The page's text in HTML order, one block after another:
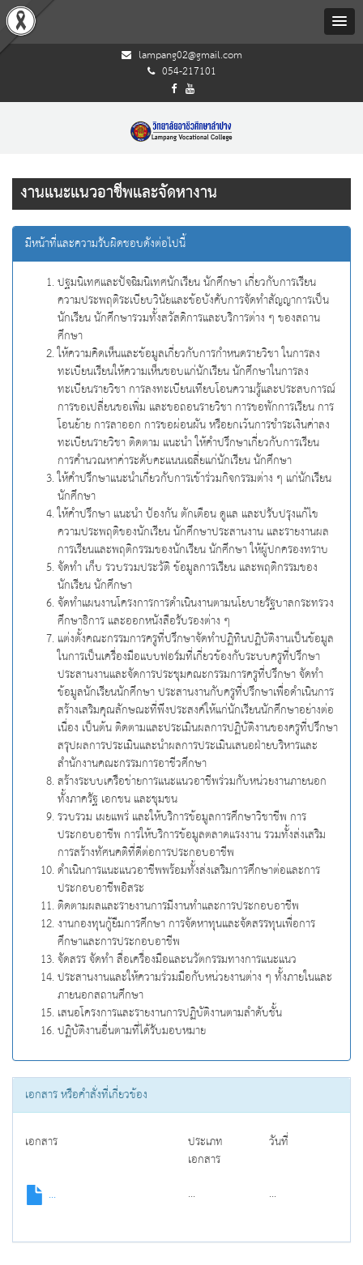
lampang02@gmail.com
054-217101
งานแนะแนวอาชีพและจัดหางาน
มีหน้าที่และความรับผิดชอบดังต่อไปนี้
ปฐมนิเทศและปัจฉิมนิเทศนักเรียน นักศึกษา เกี่ยวกับการเรียน
ความประพฤติระเบียบวินัยและข้อบังคับการจัดทำสัญญาการเป็น
นักเรียน นักศึกษารวมทั้งสวัสดิการและบริการต่าง ๆ ของสถาน
ศึกษา
ให้ความคิดเห็นและข้อมูลเกี่ยวกับการกำหนดรายวิชา ในการลง
ทะเบียนเรียนให้ความเห็นชอบแก่นักเรียน นักศึกษาในการลง
ทะเบียนรายวิชา การลงทะเบียนเทียบโอนความรู้และประสบการณ์
การขอเปลี่ยนขอเพิ่ม และขอถอนรายวิชา การขอพักการเรียน การ
โอนย้าย การลาออก การขอผ่อนผัน หรือยกเว้นการชำระเงินค่าลง
ทะเบียนรายวิชา ติดตาม แนะนำ ให้คำปรึกษาเกี่ยวกับการเรียน
การคำนวณหาค่าระดับคะแนนเฉลี่ยแก่นักเรียน นักศึกษา
ให้คำปรึกษาแนะนำเกี่ยวกับการเข้าร่วมกิจกรรมต่าง ๆ แก่นักเรียน
นักศึกษา
ให้คำปรึกษา แนะนำ ป้องกัน ตักเตือน ดูแล และปรับปรุงแก้ไข
ความประพฤติของนักเรียน นักศึกษาประสานงาน และรายงานผล
การเรียนและพฤติกรรมของนักเรียน นักศึกษา ให้ผู้ปกครองทราบ
จัดทำ เก็บ รวบรวมประวัติ ข้อมูลการเรียน และพฤติกรรมของ
นักเรียน นักศึกษา
จัดทำแผนงานโครงการการดำเนินงานตามนโยบายรัฐบาลกระทรวง
ศึกษาธิการ และออกหนังสือรับรองต่าง ๆ
แต่งตั้งคณะกรรมการครูที่ปรึกษาจัดทำปฏิทินปฏิบัติงานเป็นข้อมูล
ในการเป็นเครื่องมือแบบฟอร์มที่เกี่ยวข้องกับระบบครูที่ปรึกษา
ประสานงานและจัดการประชุมคณะกรรมการครูที่ปรึกษา จัดทำ
ข้อมูลนักเรียนนักศึกษา ประสานงานกับครูที่ปรึกษาเพื่อดำเนินการ
สร้างเสริมคุณลักษณะที่พึงประสงค์ให้แก่นักเรียนนักศึกษาอย่างต่อ
เนื่อง เป็นต้น ติดตามและประเมินผลการปฏิบัติงานของครูที่ปรึกษา
สรุปผลการประเมินและนำผลการประเมินเสนอฝ่ายบริหารและ
สำนักงานคณะกรรมการอาชีวศึกษา
สร้างระบบเครือข่ายการแนะแนวอาชีพร่วมกับหน่วยงานภายนอก
ทั้งภาครัฐ เอกชน และชุมชน
รวบรวม เผยแพร่ และให้บริการข้อมูลการศึกษาวิชาชีพ การ
ประกอบอาชีพ การให้บริการข้อมูลตลาดแรงงาน รวมทั้งส่งเสริม
การสร้างทัศนคติที่ดีต่อการประกอบอาชีพ
ดำเนินการแนะแนวอาชีพพร้อมทั้งส่งเสริมการศึกษาต่อและการ
ประกอบอาชีพอิสระ
ติดตามผลและรายงานการมีงานทำและการประกอบอาชีพ
งานกองทุนกู้ยืมการศึกษา การจัดหาทุนและจัดสรรทุนเพื่อการ
ศึกษาและการประกอบอาชีพ
จัดสรร จัดทำ สื่อเครื่องมือและนวัตกรรมทางการแนะแนว
ประสานงานและให้ความร่วมมือกับหน่วยงานต่าง ๆ ทั้งภายในและ
ภายนอกสถานศึกษา
เสนอโครงการและรายงานการปฏิบัติงานตามลำดับชั้น
ปฏิบัติงานอื่นตามที่ได้รับมอบหมาย
เอกสาร หรือคำสั่งที่เกี่ยวข้อง
เอกสาร
ประเภท
เอกสาร
วันที่
... ... ...